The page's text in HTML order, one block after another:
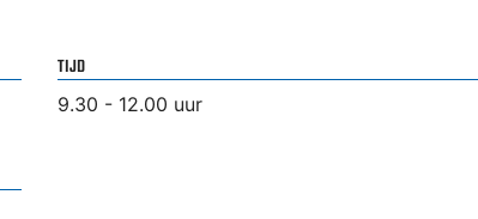
TIJD
9.30 - 12.00 uur